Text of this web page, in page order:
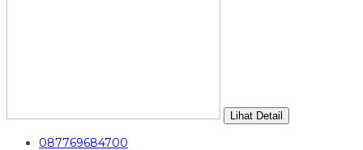
Lihat Detail
087769684700